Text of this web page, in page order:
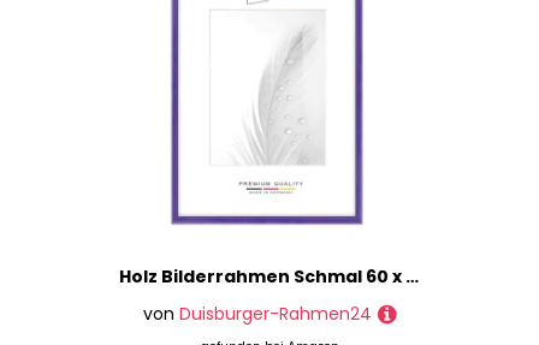
Holz Bilderrahmen Schmal 60 x 80 cm in Lila Hochglanz | inkl. bruchsicherer Anti-Reflex Kunstglasscheibe | Rahmen für Poster | Puzzle | Foto collage DR125
von Duisburger-Rahmen24